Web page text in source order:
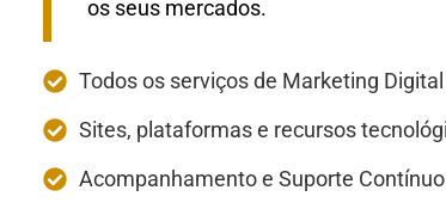
os seus mercados.
Todos os serviços de Marketing Digital
Sites, plataformas e recursos
Acompanhamento e Suporte Contínuo